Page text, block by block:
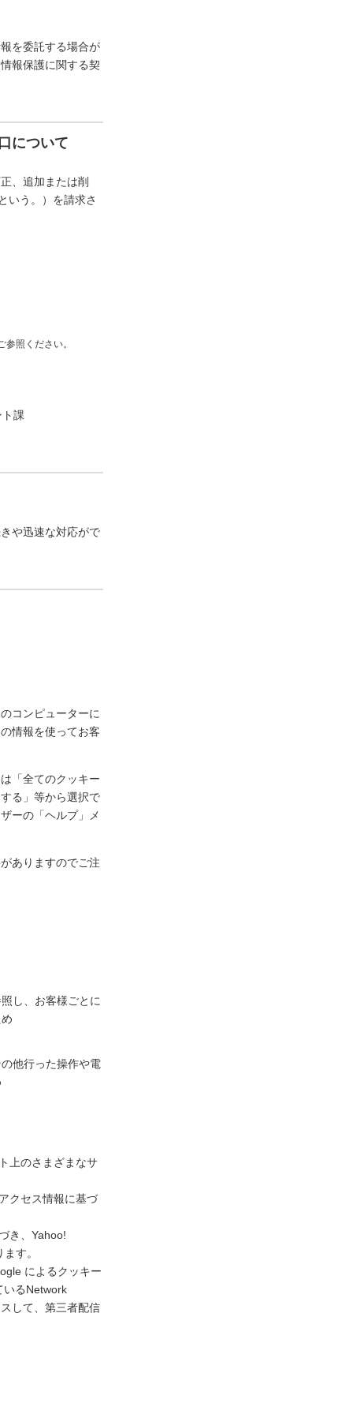
を委託する場合が
報保護に関する契
について
、追加または削
いう。）を請求さ
照ください。
課
や迅速な対応がで
コンピューターに
情報を使ってお客
「全てのクッキー
る」等から選択で
ーの「ヘルプ」メ
ありますのでご注
し、お客様ごとに
他行った操作や電
上のさまざまなサ
クセス情報に基づ
き、Yahoo!
す。
によるクッキー
いるNetwork
して、第三者配信